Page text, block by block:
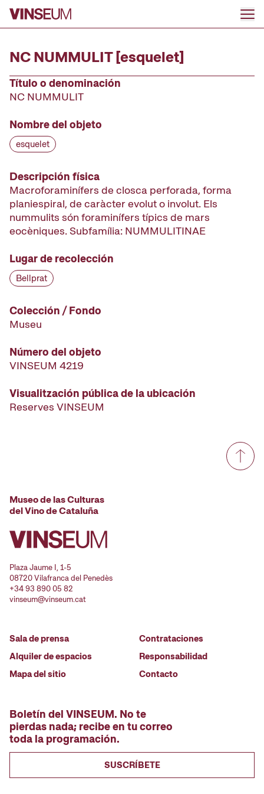
Ir al contenido
NC NUMMULIT [esquelet]
Título o denominación
NC NUMMULIT
Nombre del objeto
esquelet
Descripción física
Macroforaminífers de closca perforada, forma
planiespiral, de caràcter evolut o involut. Els
nummulits són foraminífers típics de mars
eocèniques. Subfamília: NUMMULITINAE
Lugar de recolección
Bellprat
Colección / Fondo
Museu
Número del objeto
VINSEUM 4219
Visualitzación pública de la ubicación
Reserves VINSEUM
Museo de las Culturas
del Vino de Cataluña
Plaza Jaume I, 1-5
08720 Vilafranca del Penedès
+34 93 890 05 82
vinseum@vinseum.cat
Sala de prensa
Alquiler de espacios
Mapa del sitio
Contrataciones
Responsabilidad
Contacto
Boletín del VINSEUM. No te
pierdas nada; recibe en tu correo
toda la programación.
SUSCRÍBETE